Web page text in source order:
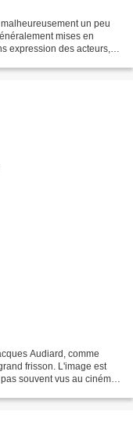
un peu
mises en
expression des acteurs,
Audiard, comme
frisson. L'image est
souvent vus au cinéma)